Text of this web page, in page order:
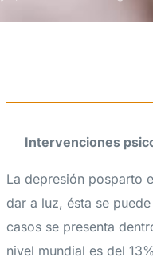
Intervenciones
La depresión posparto
dar a luz, ésta se
casos se presenta
nivel mundial es del